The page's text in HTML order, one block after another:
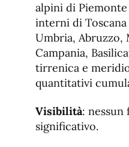
alpini di
interni di
Umbria, Abruzzo,
Campania,
tirrenica e
quantitativi
Visibilità: nessun
significativo.